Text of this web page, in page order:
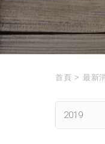
首頁 > 最新
2019